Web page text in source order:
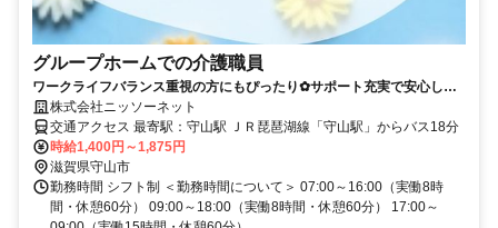
グループホームでの介護職員
ワークライフバランス重視の方にもぴったり✿サポート充実で安心して
働けます✿
株式会社ニッソーネット
交通アクセス 最寄駅：守山駅 ＪＲ琵琶湖線「守山駅」からバス18分
時給1,400円～1,875円
滋賀県守山市
勤務時間 シフト制 ＜勤務時間について＞ 07:00～16:00（実働8時
間・休憩60分） 09:00～18:00（実働8時間・休憩60分） 17:00～